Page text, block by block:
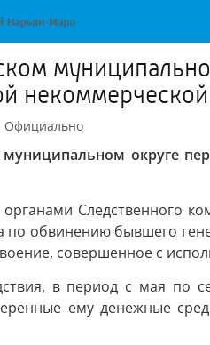
Официально
округе
Следственного
по обвинению бывшего
совершенное с
в период с мая по
ему денежные